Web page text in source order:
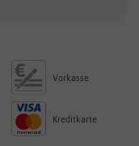
Vorkasse
Kreditkarte